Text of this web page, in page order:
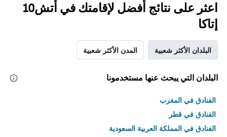
اعثر على نتائج أفضل لإقامتك في أتش10
إتاكا
البلدان الأكثر شعبية المدن الأكثر شعبية
البلدان التي يبحث عنها مستخدمونا
الفنادق في المغرب
الفنادق في قطر
الفنادق في المملكة العربية السعودية